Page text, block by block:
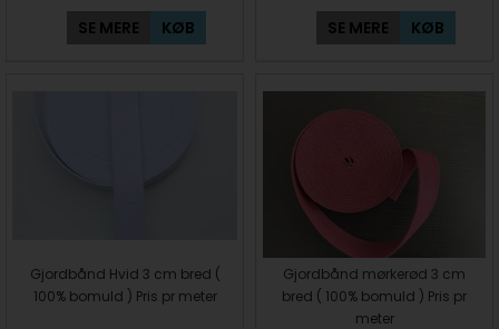
SE MERE KØB SE MERE KØB
Gjordbånd Hvid 3 cm bred (
100% bomuld ) Pris pr meter
Gjordbånd mørkerød 3 cm
bred ( 100% bomuld ) Pris pr
meter